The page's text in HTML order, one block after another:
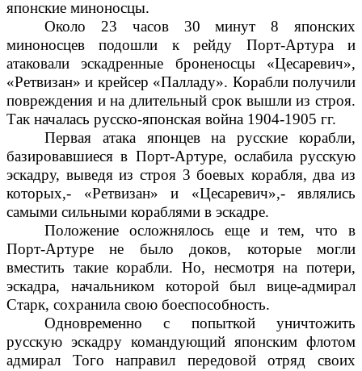
японские миноносцы.
Около 23 часов 30 минут 8 японских
миноносцев подошли к рейду Порт-Артура и
атаковали эскадренные броненосцы «Цесаревич»,
«Ретвизан» и крейсер «Палладу». Корабли получили
повреждения и на длительный срок вышли из строя.
Так началась русско-японская война 1904-1905 гг.
Первая атака японцев на русские корабли,
базировавшиеся в Порт-Артуре, ослабила русскую
эскадру, выведя из строя 3 боевых корабля, два из
которых,- «Ретвизан» и «Цесаревич»,- являлись
самыми сильными кораблями в эскадре.
Положение осложнялось еще и тем, что в
Порт-Артуре не было доков, которые могли
вместить такие корабли. Но, несмотря на потери,
эскадра, начальником которой был вице-адмирал
Старк, сохранила свою боеспособность.
Одновременно с попыткой уничтожить
русскую эскадру командующий японским флотом
адмирал Того направил передовой отряд своих